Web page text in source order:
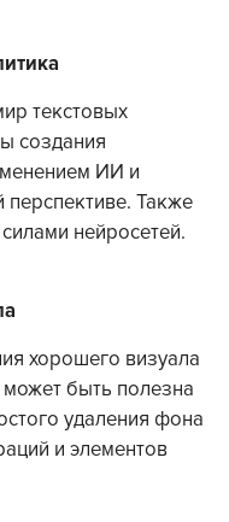
текстовых
создания
ИИ и
Также
нейросетей.
хорошего визуала
быть полезна
удаления фона
и элементов